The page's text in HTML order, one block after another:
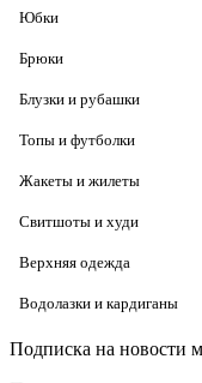
Юбки
Брюки
Блузки и рубашки
Топы и футболки
Жакеты и жилеты
Свитшоты и худи
Верхняя одежда
Водолазки и кардиганы
Подписка на новости